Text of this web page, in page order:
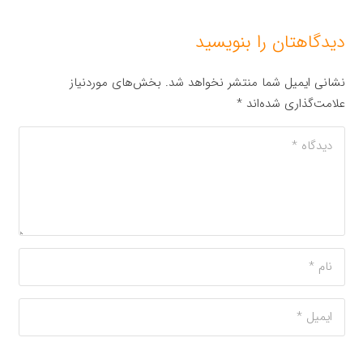
دیدگاهتان را بنویسید
نشانی ایمیل شما منتشر نخواهد شد. بخش‌های موردنیاز
علامت‌گذاری شده‌اند*